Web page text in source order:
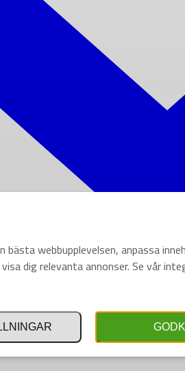
webbupplevelsen, anpassa
dig relevanta annonser. Se vår